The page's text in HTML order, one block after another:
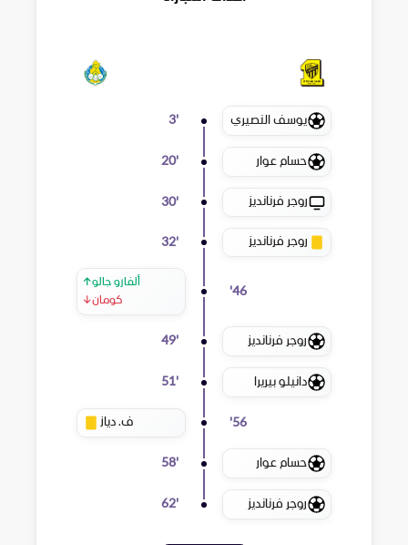
يوسف النصيري 3'
حسام عوار 20'
روجر فرنانديز 30'
روجر فرنانديز 32'
46
'
↑ألفارو جالو
↓كومان
روجر فرنانديز 49'
دانيلو بيريرا 51'
56
' ف. دياز
حسام عوار 58'
روجر فرنانديز 62'